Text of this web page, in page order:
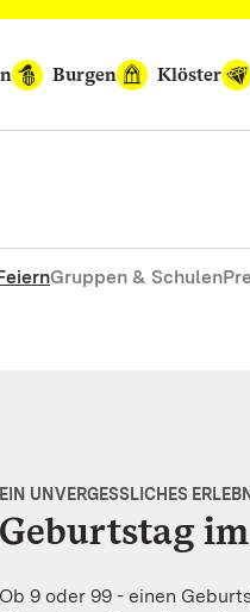
Burgen Klöster
Gruppen & Schulen
EIN UNVERGESSLICHES
Geburtstag
Ob 9 oder 99 - einen